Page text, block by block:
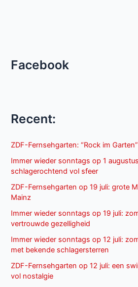
Facebook
Recent:
ZDF-Fernsehgarten: “Rock im
Immer wieder sonntags op 1
schlagerochtend vol sfeer
ZDF-Fernsehgarten op 19 juli: grote
Mainz
Immer wieder sonntags op 19 juli:
vertrouwde gezelligheid
Immer wieder sonntags op 12 juli:
met bekende schlagersterren
ZDF-Fernsehgarten op 12 juli: een
vol nostalgie